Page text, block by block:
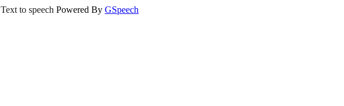
Text to speech Powered By GSpeech